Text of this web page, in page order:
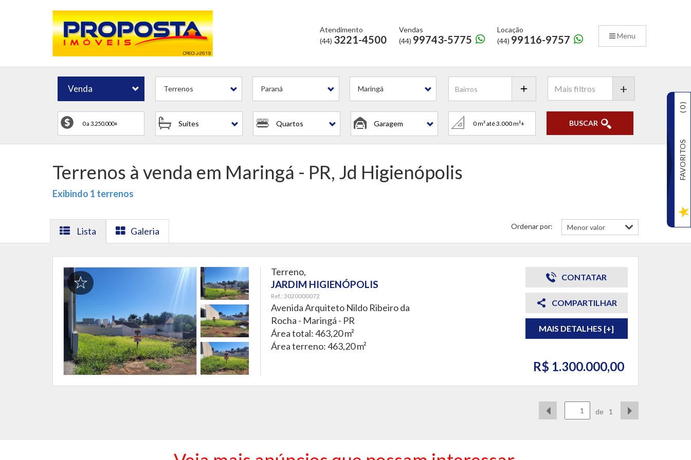
Menu
Atendimento
(44) 3221-4500
Vendas
(44) 99743-5775
Locação
(44) 99116-9757
Venda Terrenos Paraná Maringá
Suítes Quartos Garagem
+
BUSCAR
Terrenos à venda em Maringá - PR, Jd Higienópolis
Exibindo 1 terrenos
Lista Galeria Ordenar por:
Terreno,
JARDIM HIGIENÓPOLIS
Ref.: 3020000072
Avenida Arquiteto Nildo Ribeiro da
Rocha - Maringá - PR
Área total: 463,20 m²
Área terreno: 463,20 m²
CONTATAR
COMPARTILHAR
MAIS DETALHES [+]
R$ 1.300.000,00
de 1
FAVORITOS
(
0
)